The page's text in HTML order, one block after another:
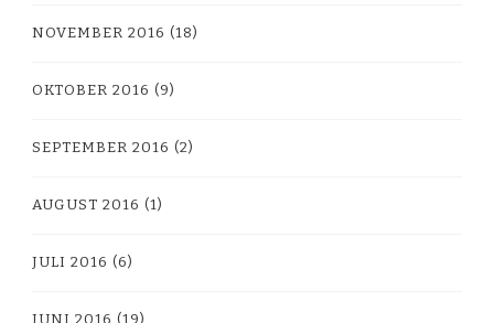
NOVEMBER 2016 (18)
OKTOBER 2016 (9)
SEPTEMBER 2016 (2)
AUGUST 2016 (1)
JULI 2016 (6)